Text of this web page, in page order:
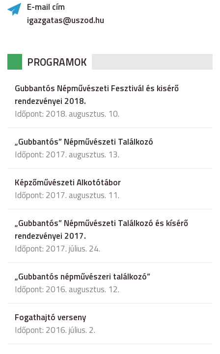
E-mail cím
igazgatas@uszod.hu
PROGRAMOK
Gubbantós Népművészeti Fesztivál és kisérő
rendezvényei 2018.
Időpont: 2018. augusztus. 10.
„Gubbantós” Népművészeti Találkozó
Időpont: 2017. augusztus. 13.
Képzőművészeti Alkotótábor
Időpont: 2017. augusztus. 11.
„Gubbantós” Népművészeti Találkozó és kísérő
rendezvényei 2017.
Időpont: 2017. július. 24.
„Gubbantós népművészeri találkozó”
Időpont: 2016. augusztus. 12.
Fogathajtó verseny
Időpont: 2016. július. 2.